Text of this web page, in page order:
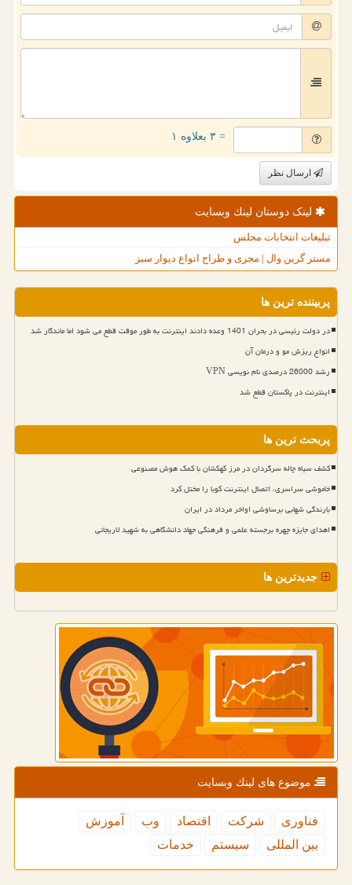
= ۳ بعلاوه ۱
ارسال نظر
لینک دوستان لینك وبسایت
تبلیغات انتخابات مجلس
مستر گرین وال | مجری و طراح انواع دیوار سبز
پربیننده ترین ها
در دولت رئیسی در بحران 1401 وعده دادند اینترنت به طور موقت قطع می شود اما ماندگار شد
انواع ریزش مو و درمان آن
رشد 26000 درصدی نام نویسی VPN
اینترنت در پاکستان قطع شد
پربحث ترین ها
کشف سیاه چاله سرگردان در مرز کهکشان با کمک هوش مصنوعی
خاموشی سراسری، اتصال اینترنت کوبا را مختل کرد
بارندگی شهابی برساوشی اواخر مرداد در ایران
اهدای جایزه چهره برجسته علمی و فرهنگی جهاد دانشگاهی به شهید لاریجانی
جدیدترین ها
موضوع های لینك وبسایت
فناوری شركت اقتصاد وب
آموزش
بین المللی
سیستم خدمات